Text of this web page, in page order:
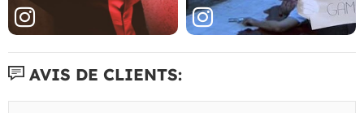
AVIS DE CLIENTS: